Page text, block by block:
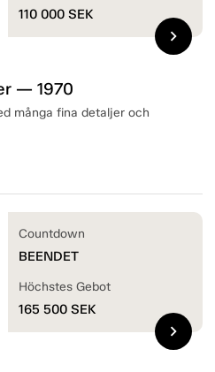
— 1970
många fina detaljer och
110 000 SEK
chevron_right
Countdown
BEENDET
Höchstes Gebot
165 500 SEK
chevron_right